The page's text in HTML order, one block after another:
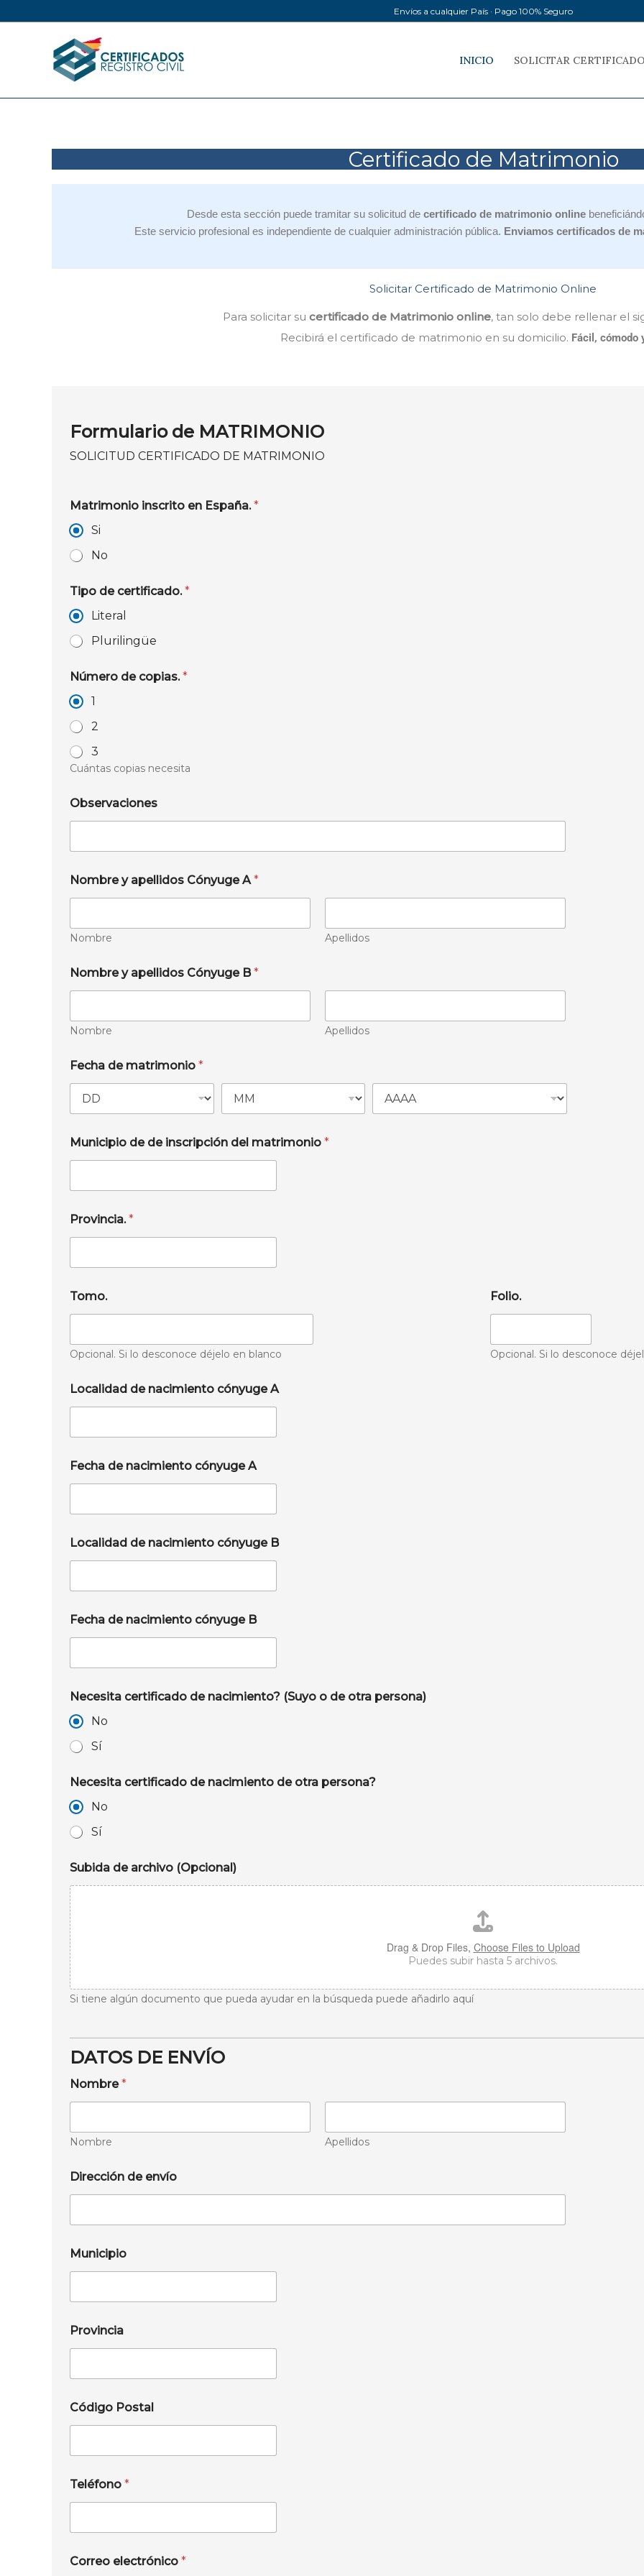
al
Envíos a cualquier País · Pago 100% Seguro
INICIO SOLICITAR
Certificado de Matrimonio
Desde esta sección puede tramitar su solicitud de certificado de matrimonio online
Este servicio profesional es independiente de cualquier administración pública. Enviamos certificados de
Solicitar Certificado de Matrimonio Online
Para solicitar su certificado de Matrimonio online, tan solo debe rellenar el
Recibirá el certificado de matrimonio en su domicilio. Fácil, cómodo
Formulario de MATRIMONIO
SOLICITUD CERTIFICADO DE MATRIMONIO
Matrimonio inscrito en España.*
Si
No
Tipo de certificado.*
Literal
Plurilingüe
Número de copias.*
1
2
3
Cuántas copias necesita
Observaciones
Nombre y apellidos Cónyuge A*
Nombre Apellidos
Nombre y apellidos Cónyuge B*
Nombre Apellidos
Fecha de matrimonio *
Municipio de de inscripción del matrimonio *
Provincia.*
Tomo.
Opcional. Si lo desconoce déjelo en blanco
Folio.
Opcional. Si lo desconoce
Localidad de nacimiento cónyuge A
Fecha de nacimiento cónyuge A
Localidad de nacimiento cónyuge B
Fecha de nacimiento cónyuge B
Necesita certificado de nacimiento? (Suyo o de otra persona)
No
Sí
Necesita certificado de nacimiento de otra persona?
No
Sí
Subida de archivo (Opcional)
Drag & Drop Files, Choose Files to Upload
Puedes subir hasta 5 archivos.
Si tiene algún documento que pueda ayudar en la búsqueda puede añadirlo aquí
DATOS DE ENVÍO
Nombre*
Nombre Apellidos
Dirección de envío
Municipio
Provincia
Código Postal
Teléfono *
Correo electrónico *